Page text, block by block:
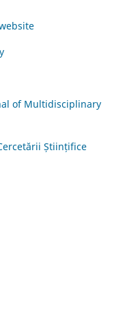
of Multidisciplinary
Științifice